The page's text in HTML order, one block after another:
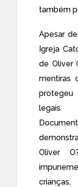
também
Apesar
Igreja
de Oliver
mentiras
protegeu
legais.
Oliver